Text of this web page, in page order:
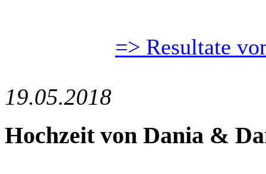
=> Resultate
19.05.2018
Hochzeit von Dania &